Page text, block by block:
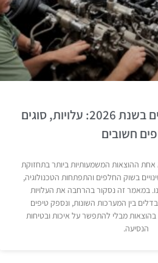
החלפת תיבת הילוכים בשנת 2026: עלויות, סוגים
חשובים
ההוצאות המשמעותיות ביותר בתחזוקת
בעקבות שינויים בשוק החלפים והתפתחות הטכנולוגיה,
במאמר זה נסקור בהרחבה את העלויות
בין המערכות השונות, ונספק טיפים
מבלי להתפשר על איכות ובטיחות
הנסיעה.